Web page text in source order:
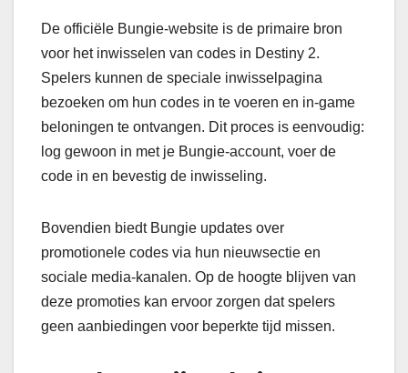
De officiële Bungie-website is de primaire bron
voor het inwisselen van codes in Destiny 2.
Spelers kunnen de speciale inwisselpagina
bezoeken om hun codes in te voeren en in-game
beloningen te ontvangen. Dit proces is eenvoudig:
log gewoon in met je Bungie-account, voer de
code in en bevestig de inwisseling.
Bovendien biedt Bungie updates over
promotionele codes via hun nieuwsectie en
sociale media-kanalen. Op de hoogte blijven van
deze promoties kan ervoor zorgen dat spelers
geen aanbiedingen voor beperkte tijd missen.